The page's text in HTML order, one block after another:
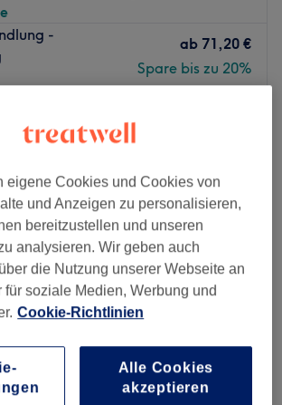
-
ab 71,20 €
Spare bis zu 20%
- Clear Skin
ab 47,20 €
Spare bis zu 20%
Saloninfos
10:00– 18:00
10:00–18:00
10:00–18:00
10:00–16:00
eigene Cookies und Cookies von
und Anzeigen zu personalisieren,
bereitzustellen und unseren
analysieren. Wir geben auch
die Nutzung unserer Webseite an
für soziale Medien, Werbung und
Cookie-Richtlinien
Alle Cookies
akzeptieren